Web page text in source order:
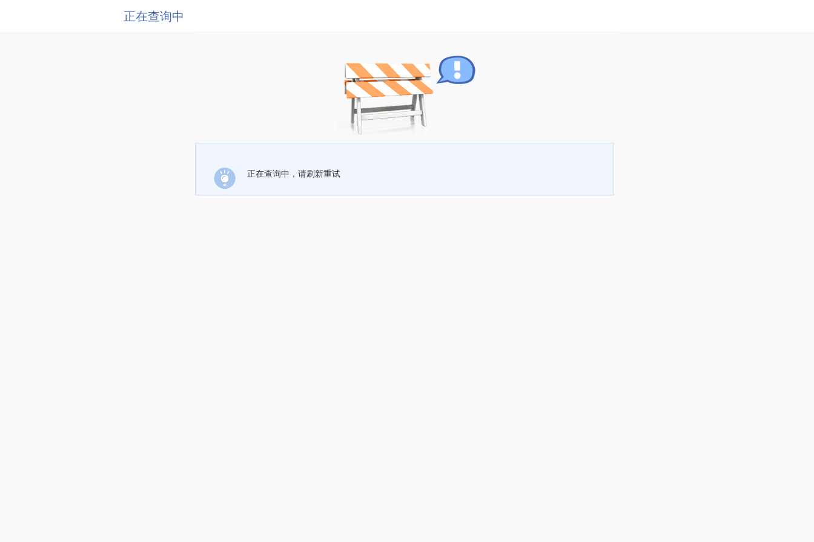
正在查询中
正在查询中，请刷新重试